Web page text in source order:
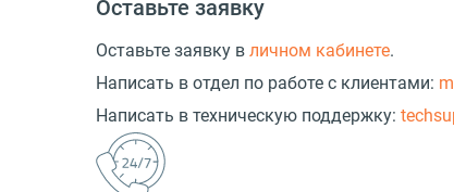
Оставьте заявку
Оставьте заявку в личном кабинете.
Написать в отдел по работе с клиентами:
Написать в техническую поддержку: